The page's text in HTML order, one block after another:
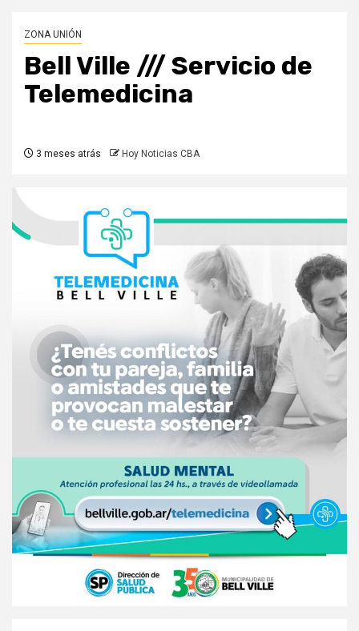
ZONA UNIÓN
Bell Ville /// Servicio de
Telemedicina
3 meses atrás Hoy Noticias CBA